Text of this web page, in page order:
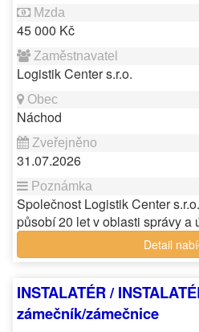
45 000 Kč
Logistik Center s.r.o.
Náchod
31.07.2026
Společnost Logistik Center
působí 20 let v oblasti správy
Detail
INSTALATÉR /
zámečník/zámečnice